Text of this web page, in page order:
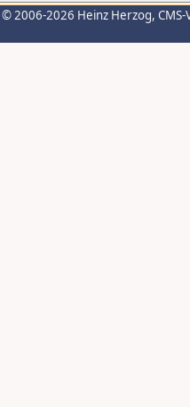
© 2006-2026 Heinz Herzog,